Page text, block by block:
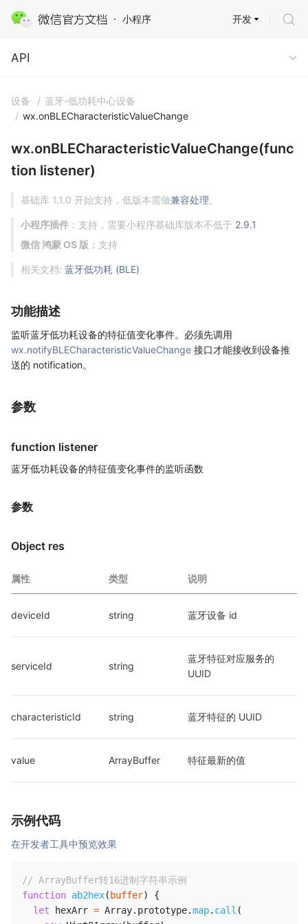
小程序
API
开发
API
设备 / 蓝牙-低功耗中心设备
/ wx.onBLECharacteristicValueChange
wx.onBLECharacteristicValueChange(func
tion listener)
基础库 1.1.0 开始支持，低版本需做兼容处理。
小程序插件 ：支持，需要小程序基础库版本不低于 2.9.1
微信 鸿蒙 OS 版 ：支持
相关文档: 蓝牙低功耗 (BLE)
功能描述
监听蓝牙低功耗设备的特征值变化事件。必须先调用
wx.notifyBLECharacteristicValueChange 接口才能接收到设备推
送的 notification。
参数
function listener
蓝牙低功耗设备的特征值变化事件的监听函数
参数
Object res
属性 类型 说明
deviceId string 蓝牙设备 id
serviceId string
蓝牙特征对应服务的
UUID
characteristicId string 蓝牙特征的 UUID
value ArrayBuffer 特征最新的值
示例代码
在开发者工具中预览效果
// ArrayBuffer转16进制字符串示例
function ab2hex( buffer)
{
let hexArr = Array. prototype.map. call (